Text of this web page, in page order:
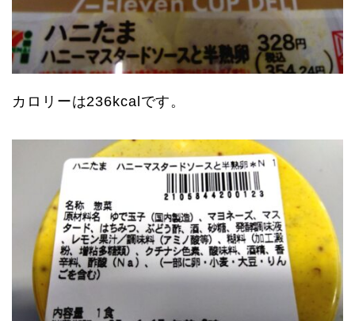
カロリーは236kcalです。